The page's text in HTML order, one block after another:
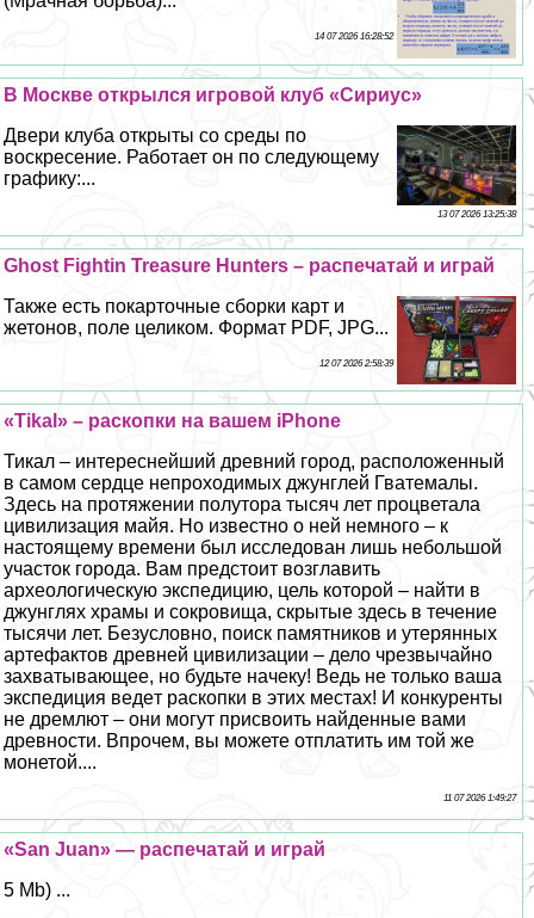
14 07 2026 16:28:52
В Москве открылся игровой клуб «Сириус»
Двери клуба открыты со среды по
воскресение. Работает он по следующему
графику:...
13 07 2026 13:25:38
Ghost Fightin Treasure Hunters – распечатай и играй
Также есть покарточные сборки карт и
жетонов, поле целиком. Формат PDF, JPG...
12 07 2026 2:58:39
«Tikal» – раскопки на вашем iPhone
Тикал – интереснейший древний город, расположенный
в самом сердце непроходимых джунглей Гватемалы.
Здесь на протяжении полутора тысяч лет процветала
цивилизация майя. Но известно о ней немного – к
настоящему времени был исследован лишь небольшой
участок города. Вам предстоит возглавить
археологическую экспедицию, цель которой – найти в
джунглях храмы и сокровища, скрытые здесь в течение
тысячи лет. Безусловно, поиск памятников и утерянных
артефактов древней цивилизации – дело чрезвычайно
захватывающее, но будьте начеку! Ведь не только ваша
экспедиция ведeт раскопки в этих местах! И конкуренты
не дремлют – они могут присвоить найденные вами
древности. Впрочем, вы можете отплатить им той же
монетой....
11 07 2026 1:49:27
«San Juan» — распечатай и играй
5 Mb) ...